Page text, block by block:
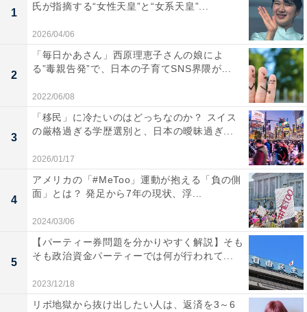
ウクライナ紛争には4万人以上とも言われる死傷者が出
ているが、もし停戦となると、少なくとも死傷者は激減
するだろう。もし継続的な停戦が実現できたらそれだけ
でも多くの人を救うことになり、トランプ氏再登場のポ
1
氏が指摘する“女性天皇”と“女系天皇”...
2026/04/06
2
「毎日かあさん」西原理恵子さんの娘によ
る”毒親告発”で、日本の子育てSNS界隈が...
2022/06/08
3
「移民」に冷たいのはどっちなのか？ スイス
の厳格過ぎる学歴選別と、日本の曖昧過ぎ...
2026/01/17
4
アメリカの「#MeToo」運動が抱える「負の側
面」とは？ 発足から7年の現状、浮...
2024/03/06
5
【パーティー券問題を分かりやすく解説】そも
そも政治資金パーティーでは何が行われて...
2023/12/18
リボ地獄から抜け出したい人は、返済を3～6